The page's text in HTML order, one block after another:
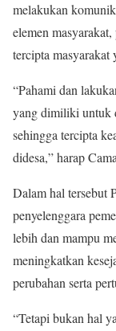
melakukan
elemen
tercipta masyarakat
“Pahami dan
yang dimiliki untuk
sehingga tercipta
didesa,” harap
Dalam hal tersebut
penyelenggara
lebih dan mampu
meningkatkan
perubahan serta
“Tetapi bukan hal